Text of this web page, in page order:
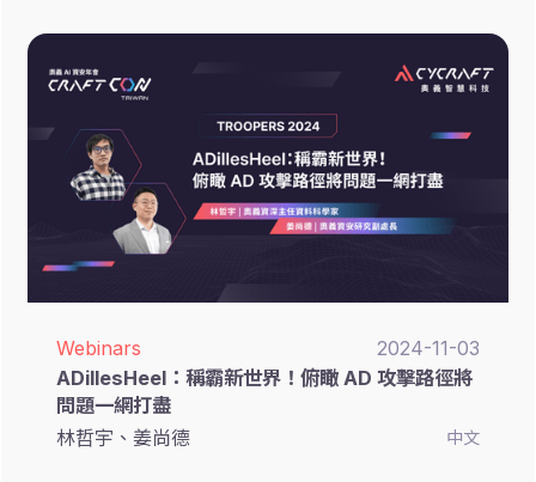
Webinars
2024-11-03
ADillesHeel：稱霸新世界！俯瞰 AD 攻擊路徑將
問題一網打盡
林哲宇、姜尚德 中文